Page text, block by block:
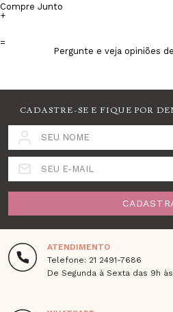
Compre Junto
+
=
Pergunte e veja opiniões
CADASTRE-SE E FIQUE POR
SEU NOME
SEU E-MAIL
ATENDIMENTO
Telefone: 21 2491-7686
De Segunda à Sexta das 9h às